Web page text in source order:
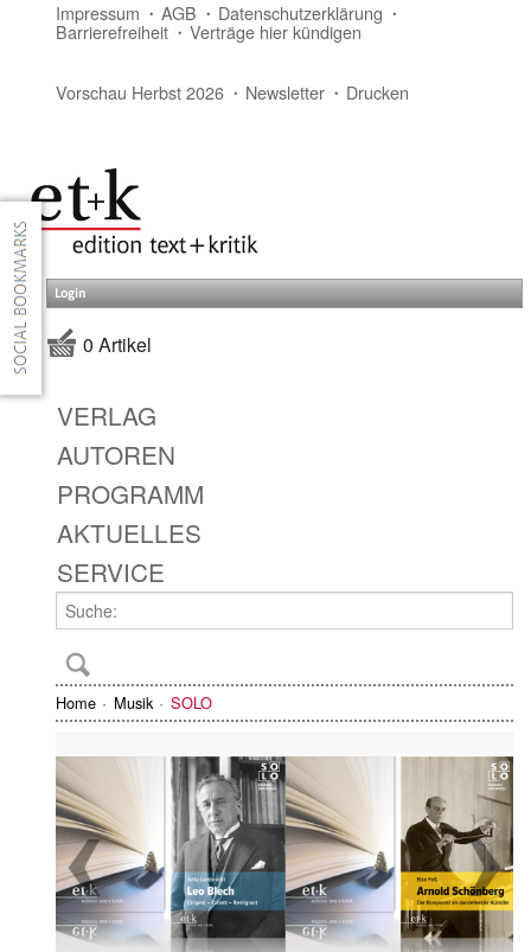
Impressum AGB Datenschutzerklärung
Barrierefreiheit Verträge hier kündigen
Vorschau Herbst 2026 Newsletter Drucken
Login
0 Artikel
VERLAG
AUTOREN
PROGRAMM
AKTUELLES
SERVICE
Home Musik SOLO